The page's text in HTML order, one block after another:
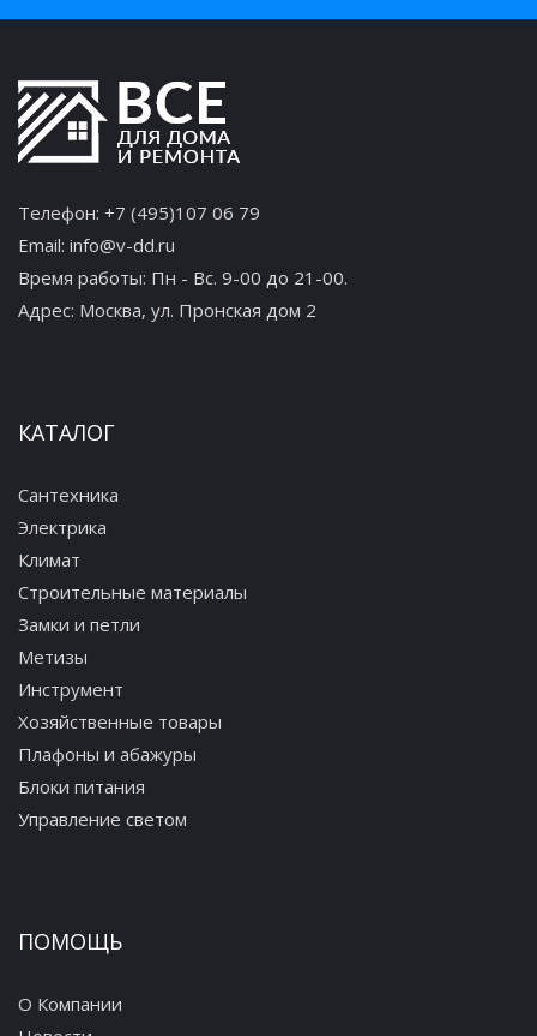
Телефон: +7 (495)107 06 79
Email: info@v-dd.ru
Время работы: Пн - Вс. 9-00 до 21-00.
Адрес: Москва, ул. Пронская дом 2
КАТАЛОГ
Сантехника
Электрика
Климат
Строительные материалы
Замки и петли
Метизы
Инструмент
Хозяйственные товары
Плафоны и абажуры
Блоки питания
Управление светом
ПОМОЩЬ
О Компании